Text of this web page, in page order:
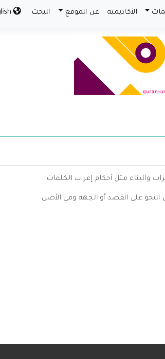
الأكاديمية عن الموقع البحث
والبناء مثل أحكام إعراب الكلمات
النحو على القصد أو الجهة وفي الأصل